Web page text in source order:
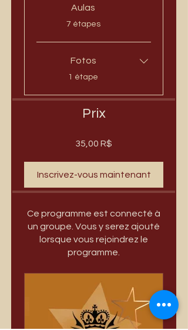
Aulas
.
7 étapes
Fotos
.
1 étape
Prix
35,00 R$
Inscrivez-vous maintenant
Ce programme est connecté à
un groupe. Vous y serez ajouté
lorsque vous rejoindrez le
programme.